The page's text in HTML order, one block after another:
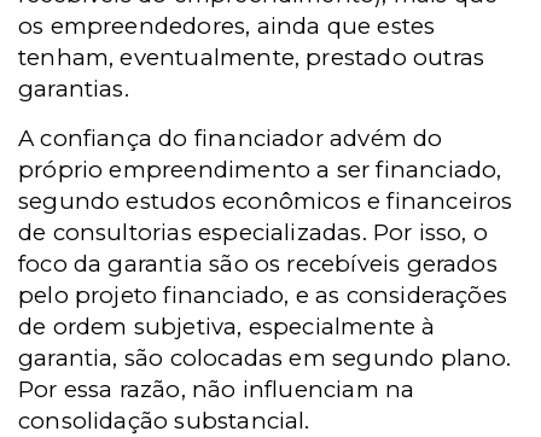
os empreendedores, ainda que estes
tenham, eventualmente, prestado outras
garantias.
A confiança do financiador advém do
próprio empreendimento a ser financiado,
segundo estudos econômicos e financeiros
de consultorias especializadas. Por isso, o
foco da garantia são os recebíveis gerados
pelo projeto financiado, e as considerações
de ordem subjetiva, especialmente à
garantia, são colocadas em segundo plano.
Por essa razão, não influenciam na
consolidação substancial.